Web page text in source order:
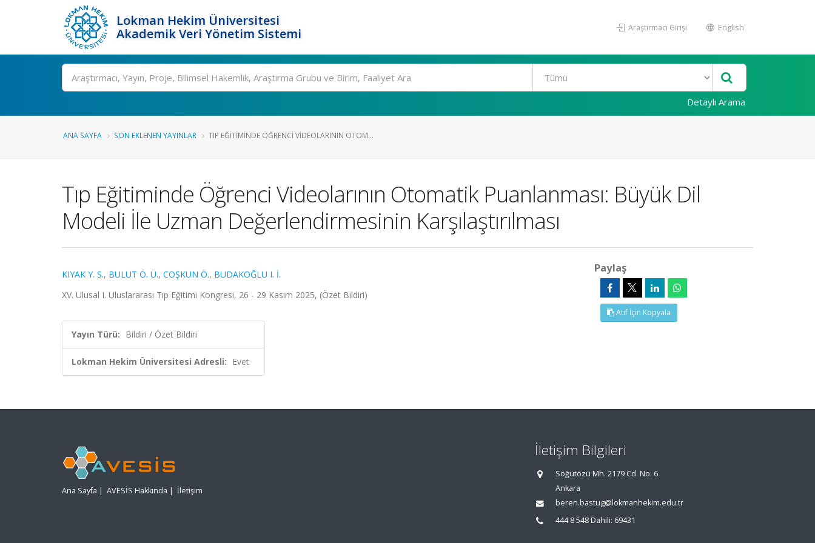
Lokman Hekim Üniversitesi
Akademik Veri Yönetim Sistemi
Araştırmacı Girişi English
Ara
Detaylı Arama
ANA SAYFA SON EKLENEN YAYINLAR TIP EĞITIMINDE ÖĞRENCI VIDEOLARININ OTOM...
Tıp Eğitiminde Öğrenci Videolarının Otomatik Puanlanması: Büyük Dil
Modeli İle Uzman Değerlendirmesinin Karşılaştırılması
KIYAK Y. S., BULUT Ö. Ü., COŞKUN Ö., BUDAKOĞLU I. İ.
XV. Ulusal I. Uluslararası Tıp Eğitimi Kongresi, 26 - 29 Kasım 2025, (Özet Bildiri)
Yayın Türü: Bildiri / Özet Bildiri
Lokman Hekim Üniversitesi Adresli: Evet
Paylaş
Atıf İçin Kopyala
Ana Sayfa | AVESİS Hakkında | İletişim
İletişim Bilgileri
Söğütözü Mh. 2179 Cd. No: 6
Ankara
beren.bastug@lokmanhekim.edu.tr
444 8 548 Dahili: 69431